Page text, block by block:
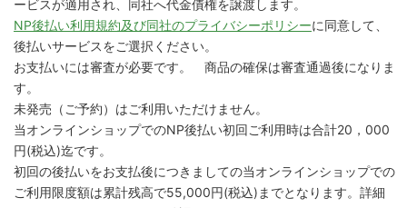
ービスが適用され、同社へ代金債権を譲渡します。
NP後払い利用規約及び同社のプライバシーポリシーに同意して、
後払いサービスをご選択ください。
お支払いには審査が必要です。 商品の確保は審査通過後になりま
す。
未発売（ご予約）はご利用いただけません。
当オンラインショップでのNP後払い初回ご利用時は合計20，000
円(税込)迄です。
初回の後払いをお支払後につきましての当オンラインショップでの
ご利用限度額は累計残高で55,000円(税込)までとなります。詳細